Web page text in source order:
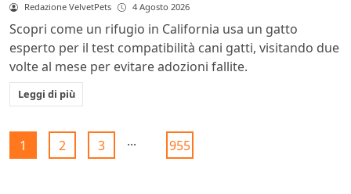
Redazione VelvetPets 4 Agosto 2026
Scopri come un rifugio in California usa un gatto
esperto per il test compatibilità cani gatti, visitando due
volte al mese per evitare adozioni fallite.
Leggi di più
1 2 3 ... 955